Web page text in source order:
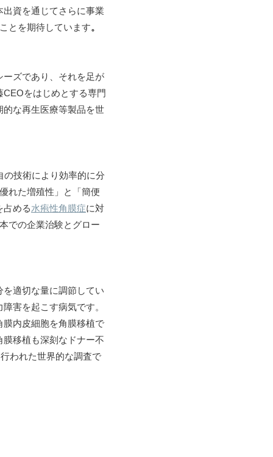
資を通じてさらに事業
とを期待しています。
ズであり、それを足が
をはじめとする専門
な再生医療等製品を世
の技術により効率的に分
れた増殖性」と「簡便
占める水疱性角膜症に対
での企業治験とグロー
適切な量に調節してい
害を起こす病気です。
内皮細胞を角膜移植で
移植も深刻なドナー不
われた世界的な調査で